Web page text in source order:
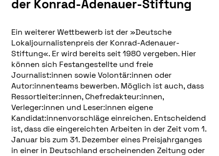
der Konrad-Adenauer-Stiftung
Ein weiterer Wettbewerb ist der »Deutsche
Lokaljournalistenpreis der Konrad-Adenauer-
Stiftung«. Er wird bereits seit 1980 vergeben. Hier
können sich Festangestellte und freie
Journalist:innen sowie Volontär:innen oder
Autor:innenteams bewerben. Möglich ist auch, dass
Ressortleiter:innen, Chefredakteur:innen,
Verleger:innen und Leser:innen eigene
Kandidat:innenvorschläge einreichen. Entscheidend
ist, dass die eingereichten Arbeiten in der Zeit vom 1.
Januar bis zum 31. Dezember eines Preisjahrganges
in einer in Deutschland erscheinenden Zeitung oder